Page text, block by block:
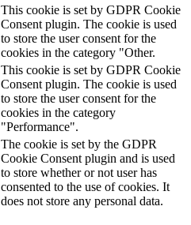
This cookie is set by GDPR Cookie
Consent plugin. The cookie is used
to store the user consent for the
cookies in the category "Other.
This cookie is set by GDPR Cookie
Consent plugin. The cookie is used
to store the user consent for the
cookies in the category
"Performance".
The cookie is set by the GDPR
Cookie Consent plugin and is used
to store whether or not user has
consented to the use of cookies. It
does not store any personal data.